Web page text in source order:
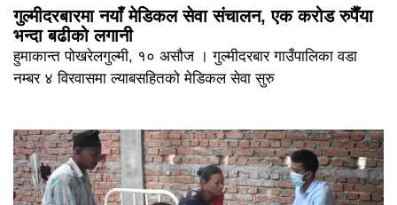
गुल्मीदरबारमा नयाँ मेडिकल सेवा संचालन, एक करोड रुपैँया
भन्दा बढीको लगानी
हुमाकान्त पोखरेलगुल्मी, १० असौज । गुल्मीदरबार गाउँपालिका वडा
नम्बर ४ विरवासमा ल्याबसहितको मेडिकल सेवा सुरु